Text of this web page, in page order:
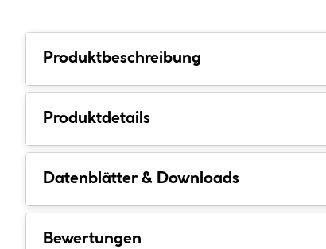
Produktbeschreibung
Produktdetails
Datenblätter & Downloads
Bewertungen